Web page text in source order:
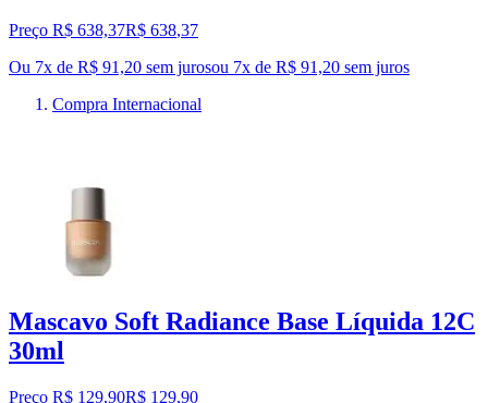
Preço R$ 638,37R$ 638,37
Ou 7x de R$ 91,20 sem jurosou 7x de R$ 91,20 sem juros
Compra Internacional
Mascavo Soft Radiance Base Líquida 12C
30ml
Preço R$ 129,90R$ 129,90